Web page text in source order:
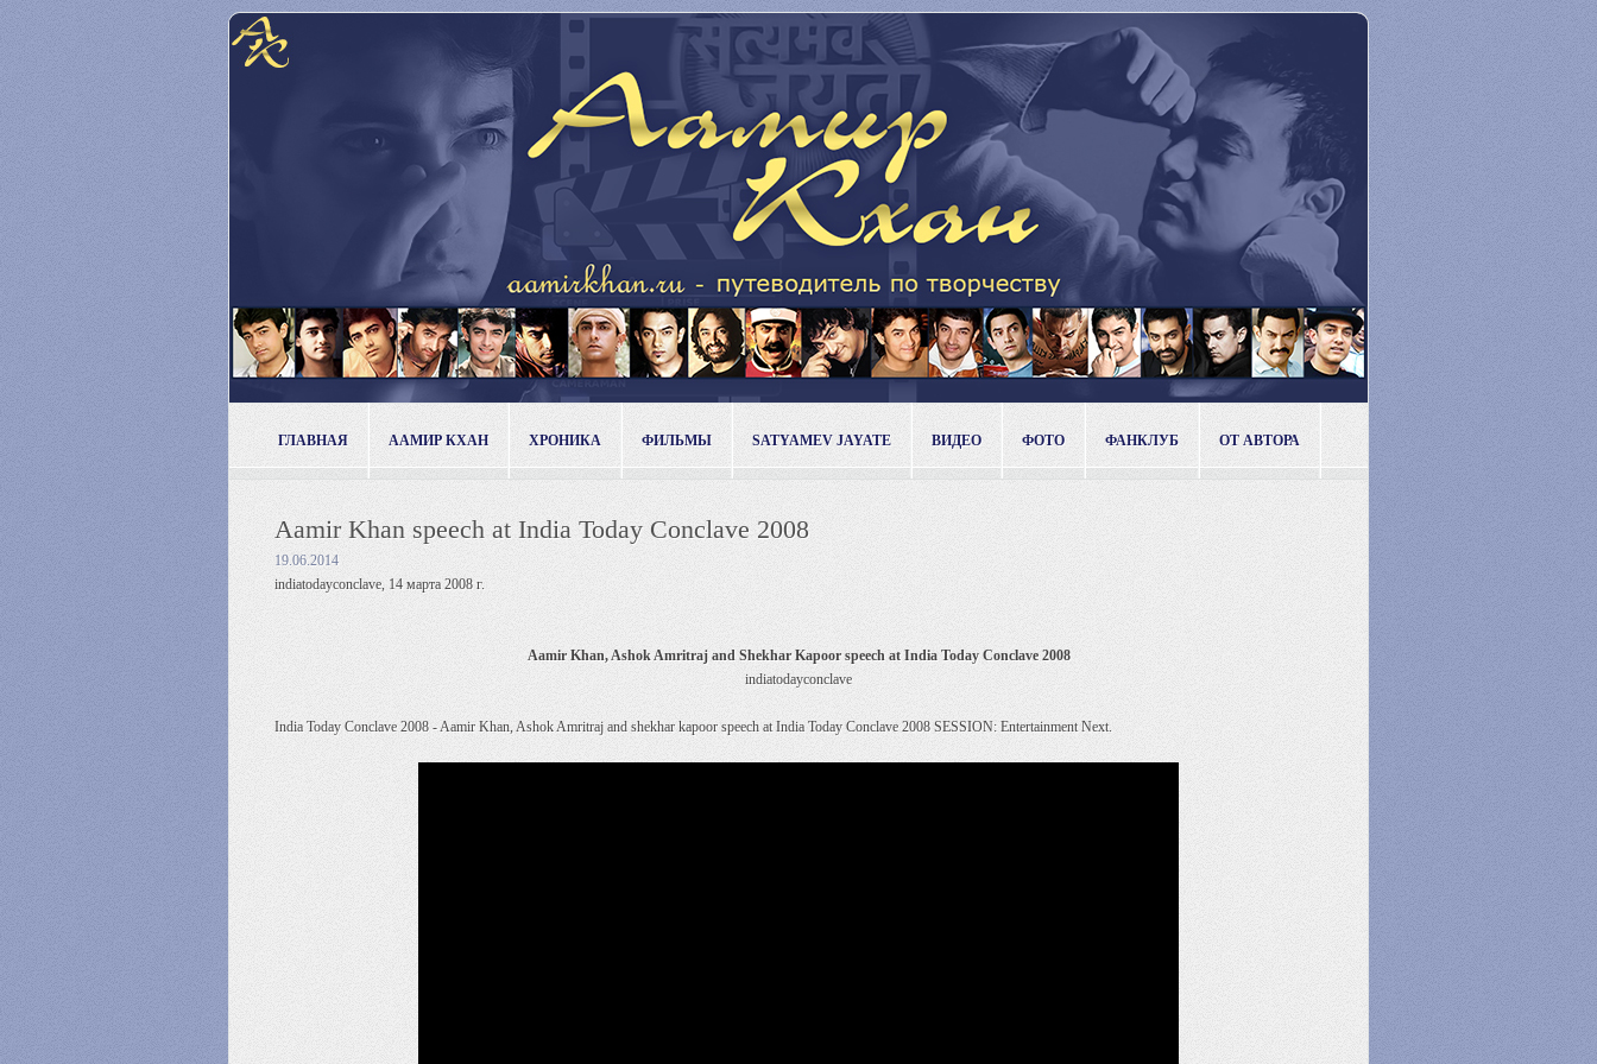
ГЛАВНАЯ ААМИР КХАН ХРОНИКА ФИЛЬМЫ SATYAMEV JAYATE ВИДЕО ФОТО ФАНКЛУБ ОТ АВТОРА
Aamir Khan speech at India Today Conclave 2008
19.06.2014
indiatodayconclave, 14 марта 2008 г.
Aamir Khan, Ashok Amritraj and Shekhar Kapoor speech at India Today Conclave 2008
indiatodayconclave
India Today Conclave 2008 - Aamir Khan, Ashok Amritraj and shekhar kapoor speech at India Today Conclave 2008 SESSION: Entertainment Next.